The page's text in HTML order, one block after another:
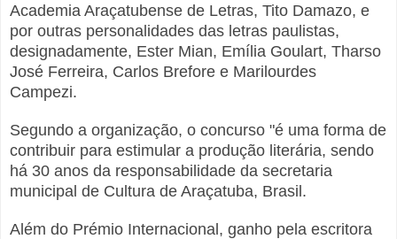
Academia Araçatubense de Letras, Tito Damazo, e
por outras personalidades das letras paulistas,
designadamente, Ester Mian, Emília Goulart, Tharso
José Ferreira, Carlos Brefore e Marilourdes
Campezi.
Segundo a organização, o concurso "é uma forma de
contribuir para estimular a produção literária, sendo
há 30 anos da responsabilidade da secretaria
municipal de Cultura de Araçatuba, Brasil.
Além do Prémio Internacional, ganho pela escritora